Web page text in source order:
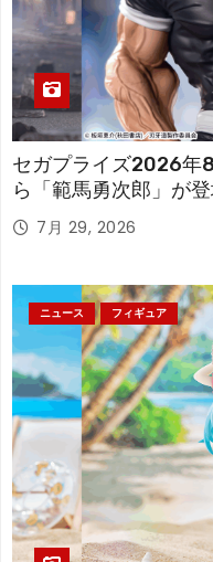
セガプライズ2026年
ら「範馬勇次郎」が
7月 29, 2026
ニュース フィギュア